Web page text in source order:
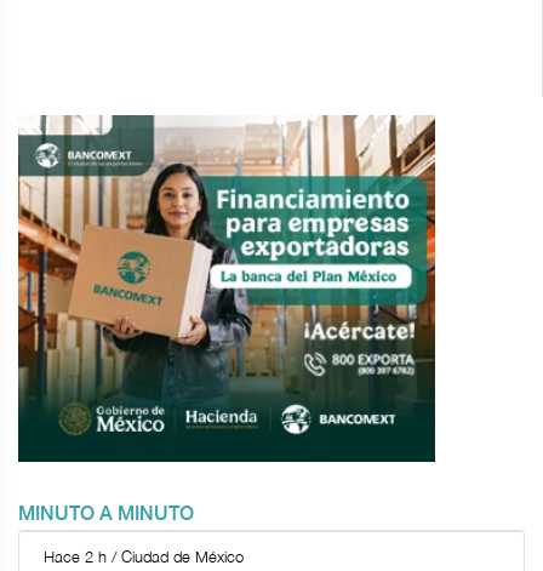
MINUTO A MINUTO
Hace 2 h / Ciudad de México